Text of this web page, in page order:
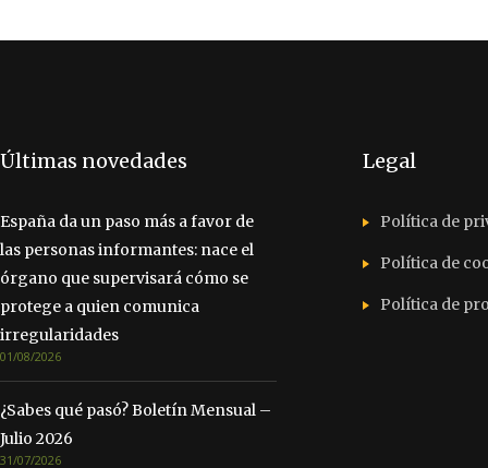
Últimas novedades
España da un paso más a favor de
las personas informantes: nace el
órgano que supervisará cómo se
protege a quien comunica
irregularidades
01/08/2026
¿Sabes qué pasó? Boletín Mensual –
Julio 2026
31/07/2026
Legal
Política de
Política de
Política de